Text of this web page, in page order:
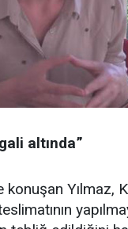
altında”
Yılmaz,